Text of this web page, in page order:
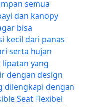
semua
dan kanopy
bisa
kecil dari panas
serta hujan
yang
dengan design
dilengkapi dengan
Seat Flexibel